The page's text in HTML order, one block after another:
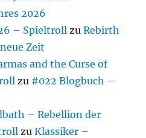
2026
– Spieltroll zuRebirth
Zeit
and the Curse of
zu #022 Blogbuch –
– Rebellion der
zuKlassiker –